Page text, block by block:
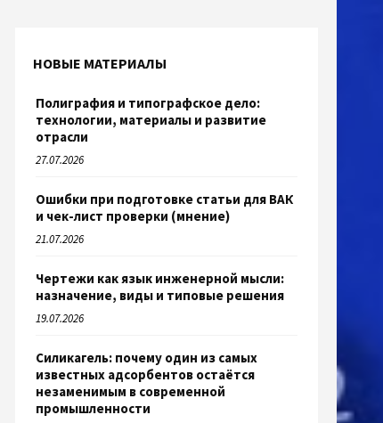
НОВЫЕ МАТЕРИАЛЫ
Полиграфия и типографское дело:
технологии, материалы и развитие
отрасли
27.07.2026
Ошибки при подготовке статьи для ВАК
и чек-лист проверки (мнение)
21.07.2026
Чертежи как язык инженерной мысли:
назначение, виды и типовые решения
19.07.2026
Силикагель: почему один из самых
известных адсорбентов остаётся
незаменимым в современной
промышленности